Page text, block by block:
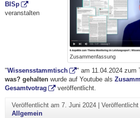
Zusammenfassung
BISp
veranstalten
"Wissensstammtisch " am 11.04.2024 zum
was? gehalten wurde auf Youtube als
Gesamtvotrag
veröffentlicht.
Veröffentlicht am 7. Juni 2024| Veröffentlicht
Allgemein